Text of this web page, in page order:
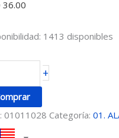
36.00
1413 disponibles
+
01011028 Categoría:01.